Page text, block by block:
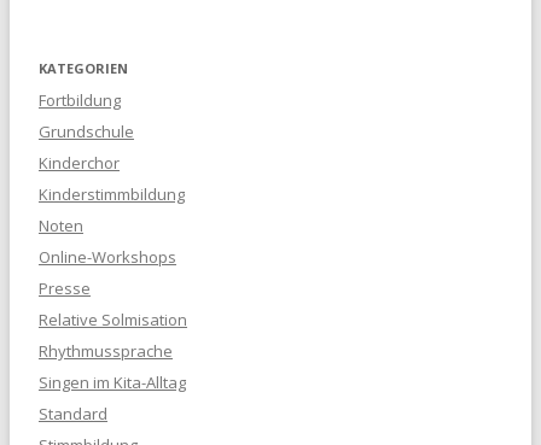
KATEGORIEN
Fortbildung
Grundschule
Kinderchor
Kinderstimmbildung
Noten
Online-Workshops
Presse
Relative Solmisation
Rhythmussprache
Singen im Kita-Alltag
Standard